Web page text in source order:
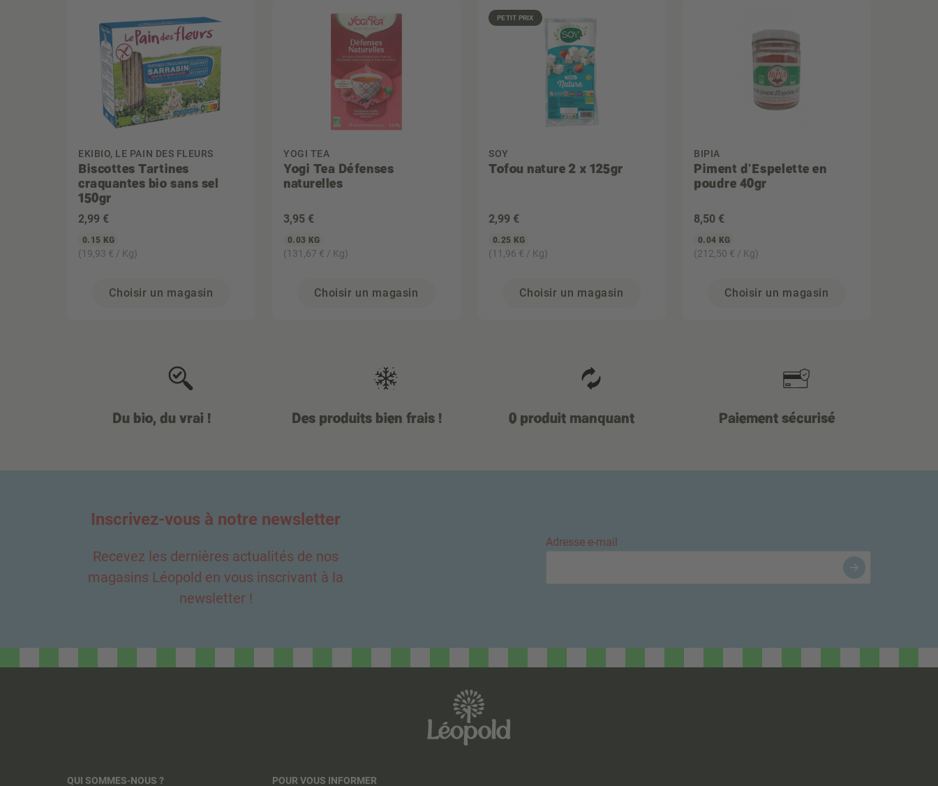
EKIBIO, LE PAIN DES FLEURS
Biscottes Tartines
craquantes bio sans sel
150gr
2,99 €
0.15 KG
(19,93 € / Kg)
Choisir un magasin
YOGI TEA
Yogi Tea Défenses
naturelles
3,95 €
0.03 KG
(131,67 € / Kg)
Choisir un magasin
PETIT PRIX
SOY
Tofou nature 2 x 125gr
2,99 €
0.25 KG
(11,96 € / Kg)
Choisir un magasin
BIPIA
Piment d'Espelette en
poudre 40gr
8,50 €
0.04 KG
(212,50 € / Kg)
Choisir un magasin
Du bio, du vrai ! Des produits bien frais ! 0 produit manquant Paiement sécurisé
Inscrivez-vous à notre newsletter
Recevez les dernières actualités de nos
magasins Léopold en vous inscrivant à la
newsletter !
Adresse e-mail
QUI SOMMES-NOUS ? POUR VOUS INFORMER